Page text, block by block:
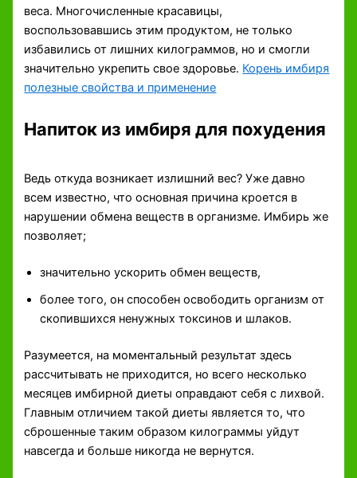
веса. Многочисленные красавицы,
воспользовавшись этим продуктом, не только
избавились от лишних килограммов, но и смогли
значительно укрепить свое здоровье. Корень имбиря
полезные свойства и применение
Напиток из имбиря для похудения
Ведь откуда возникает излишний вес? Уже давно
всем известно, что основная причина кроется в
нарушении обмена веществ в организме. Имбирь же
позволяет;
значительно ускорить обмен веществ,
более того, он способен освободить организм от
скопившихся ненужных токсинов и шлаков.
Разумеется, на моментальный результат здесь
рассчитывать не приходится, но всего несколько
месяцев имбирной диеты оправдают себя с лихвой.
Главным отличием такой диеты является то, что
сброшенные таким образом килограммы уйдут
навсегда и больше никогда не вернутся.